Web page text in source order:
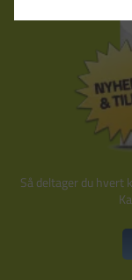
Så deltager du